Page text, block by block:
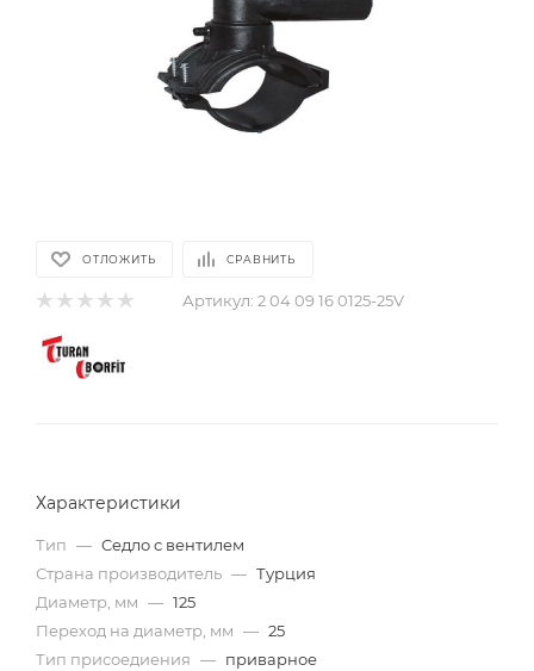
ОТЛОЖИТЬ СРАВНИТЬ
Артикул: 2 04 09 16 0125-25V
Характеристики
Тип — Cедло с вентилем
Страна производитель — Турция
Диаметр, мм — 125
Переход на диаметр, мм — 25
Тип присоедиения — приварное